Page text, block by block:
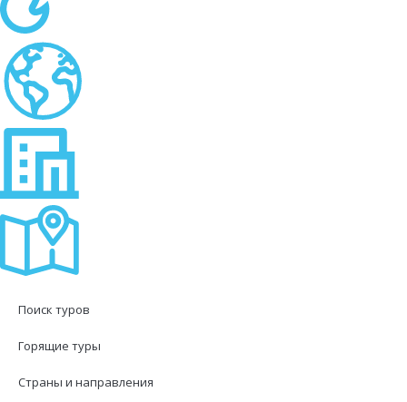
Поиск туров
Горящие туры
Страны и направления